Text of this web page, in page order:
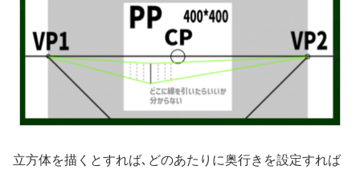
立方体を描くとすれば､どのあたりに奥行きを設定すれば